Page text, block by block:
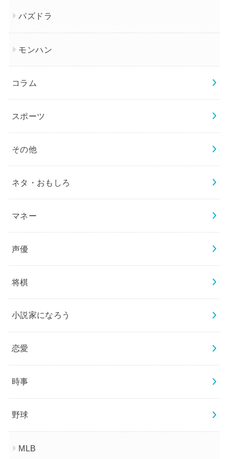
パズドラ
モンハン
コラム
スポーツ
その他
ネタ・おもしろ
マネー
声優
将棋
小説家になろう
恋愛
時事
野球
MLB